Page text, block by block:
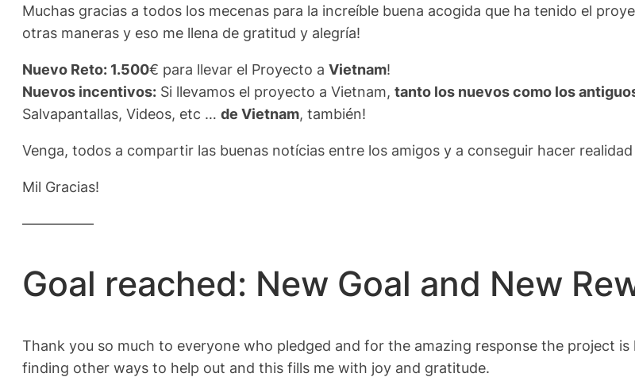
Muchas gracias a todos los mecenas para la increíble buena acogida que ha tenido el
otras maneras y eso me llena de gratitud y alegría!
Nuevo Reto: 1.500€ para llevar el Proyecto a Vietnam!
Nuevos incentivos: Si llevamos el proyecto a Vietnam, tanto los nuevos como los
Salvapantallas, Videos, etc … de Vietnam, también!
Venga, todos a compartir las buenas notícias entre los amigos y a conseguir hacer
Mil Gracias!
—————
Goal reached: New Goal and New
Thank you so much to everyone who pledged and for the amazing response the project
finding other ways to help out and this fills me with joy and gratitude.